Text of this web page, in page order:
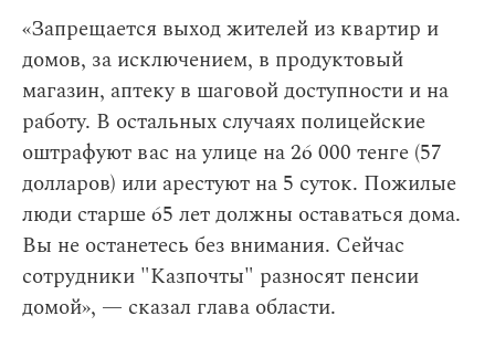
«Запрещается выход жителей из квартир и
домов, за исключением, в продуктовый
магазин, аптеку в шаговой доступности и на
работу. В остальных случаях полицейские
оштрафуют вас на улице на 26 000 тенге (57
долларов) или арестуют на 5 суток. Пожилые
люди старше 65 лет должны оставаться дома.
Вы не останетесь без внимания. Сейчас
сотрудники "Казпочты" разносят пенсии
домой», — сказал глава области.